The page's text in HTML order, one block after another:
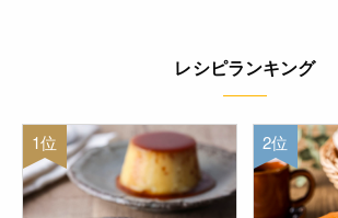
レシピランキング
1位 2位